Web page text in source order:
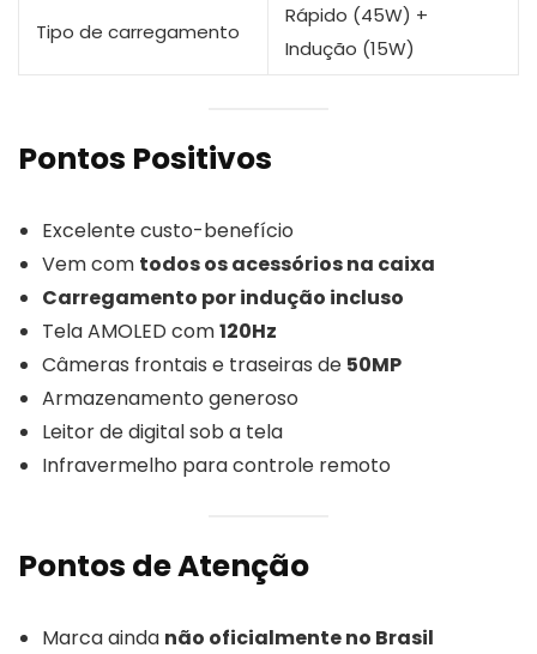
Tipo de carregamento
Rápido (45W) +
Indução (15W)
Pontos Positivos
Excelente custo-benefício
Vem com todos os acessórios na caixa
Carregamento por indução incluso
Tela AMOLED com120Hz
Câmeras frontais e traseiras de 50MP
Armazenamento generoso
Leitor de digital sob a tela
Infravermelho para controle remoto
Pontos de Atenção
Marca ainda não oficialmente no Brasil